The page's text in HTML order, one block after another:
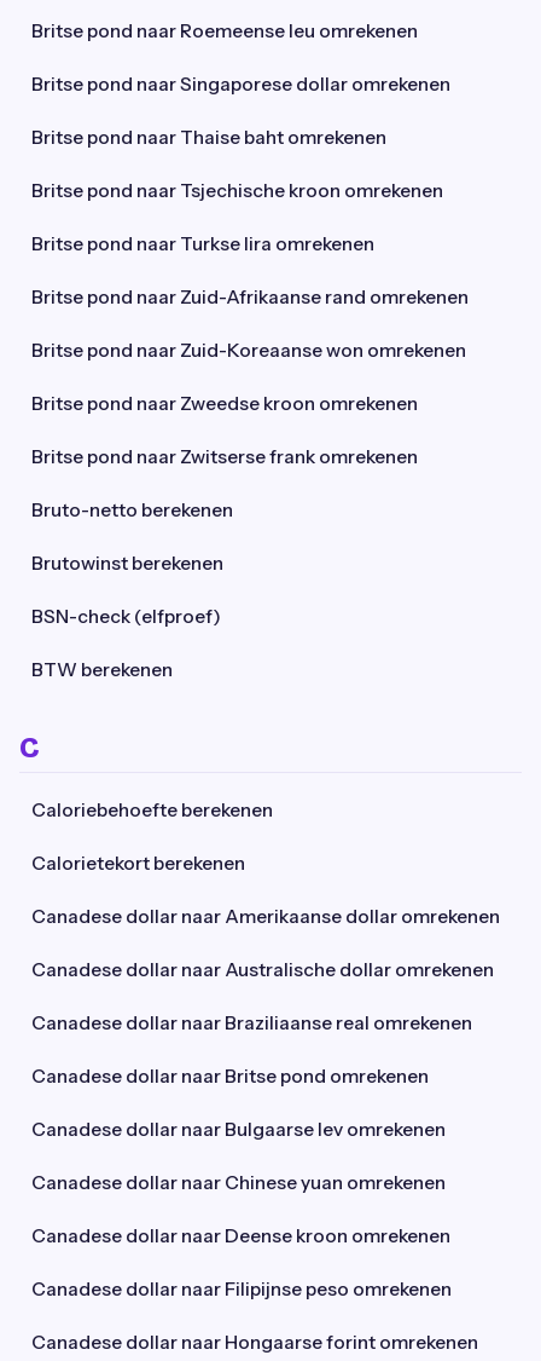
Britse pond naar Roemeense leu omrekenen
Britse pond naar Singaporese dollar omrekenen
Britse pond naar Thaise baht omrekenen
Britse pond naar Tsjechische kroon omrekenen
Britse pond naar Turkse lira omrekenen
Britse pond naar Zuid-Afrikaanse rand omrekenen
Britse pond naar Zuid-Koreaanse won omrekenen
Britse pond naar Zweedse kroon omrekenen
Britse pond naar Zwitserse frank omrekenen
Bruto-netto berekenen
Brutowinst berekenen
BSN-check (elfproef)
BTW berekenen
C
Caloriebehoefte berekenen
Calorietekort berekenen
Canadese dollar naar Amerikaanse dollar omrekenen
Canadese dollar naar Australische dollar omrekenen
Canadese dollar naar Braziliaanse real omrekenen
Canadese dollar naar Britse pond omrekenen
Canadese dollar naar Bulgaarse lev omrekenen
Canadese dollar naar Chinese yuan omrekenen
Canadese dollar naar Deense kroon omrekenen
Canadese dollar naar Filipijnse peso omrekenen
Canadese dollar naar Hongaarse forint omrekenen